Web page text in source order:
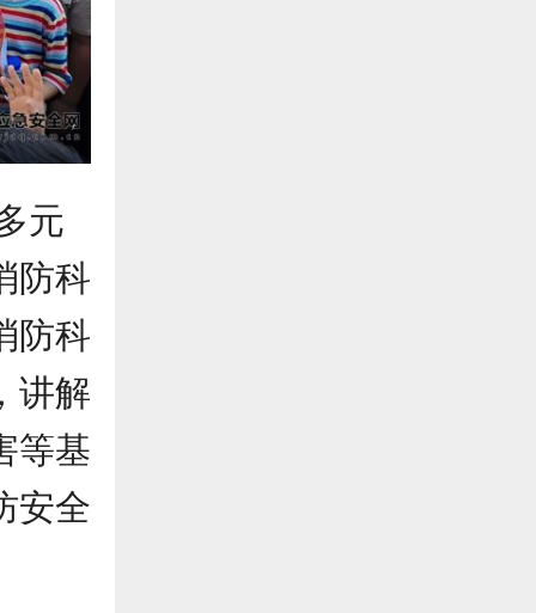
元
防科
防科
讲解
等基
安全